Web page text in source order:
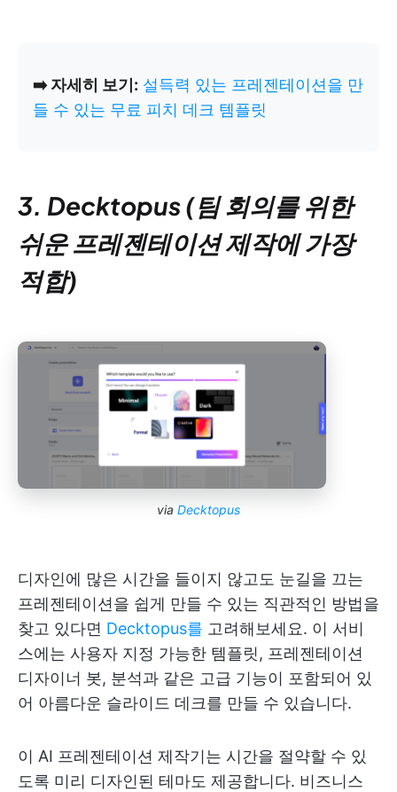
➡️ 자세히 보기: 설득력 있는 프레젠테이션을 만
들 수 있는 무료 피치 데크 템플릿
3. Decktopus (팀 회의를 위한
쉬운 프레젠테이션 제작에 가장
적합)
via Decktopus
디자인에 많은 시간을 들이지 않고도 눈길을 끄는
프레젠테이션을 쉽게 만들 수 있는 직관적인 방법을
찾고 있다면 Decktopus를 고려해보세요. 이 서비
스에는 사용자 지정 가능한 템플릿, 프레젠테이션
디자이너 봇, 분석과 같은 고급 기능이 포함되어 있
어 아름다운 슬라이드 데크를 만들 수 있습니다.
이 AI 프레젠테이션 제작기는 시간을 절약할 수 있
도록 미리 디자인된 테마도 제공합니다. 비즈니스